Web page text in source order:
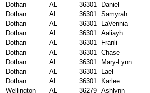
Dothan
AL 36301 Daniel
Dothan
AL 36301 Samyrah
Dothan
AL 36301 LaVennia
Dothan
AL 36301 Aaliayh
Dothan
AL 36301 Franli
Dothan
AL 36301 Chase
Dothan
AL 36301 Mary-Lynn
Dothan
AL 36301 Lael
Dothan
AL 36301 Karlee
Wellington
AL 36279 Ashlynn